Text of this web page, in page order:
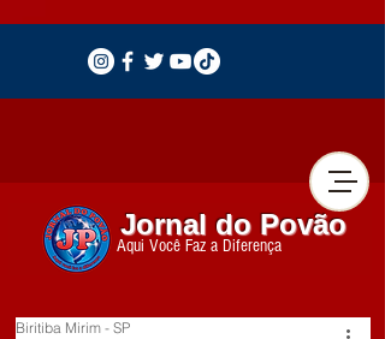
Jornal do Povão
Aqui Você Faz a Diferença
Biritiba Mirim - SP